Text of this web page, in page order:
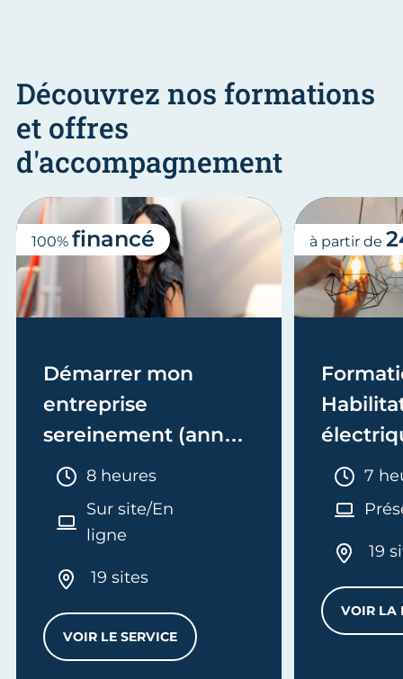
Découvrez nos formations
et offres
d'accompagnement
Démarrer mon
entreprise
sereinement (année
Durée :
8 heures
Sur site/En
ligne
19 sites
VOIR LE SERVICEDÉMARRER MON ENTREPRISE
100% financé
7
19
VOIR LA
à partir de